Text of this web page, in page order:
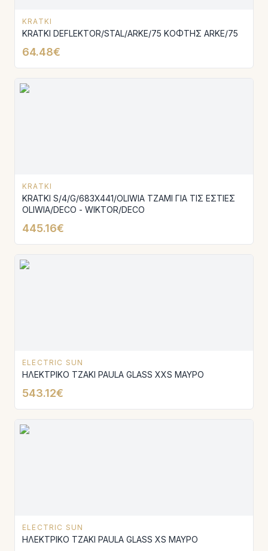
KRATKI
KRATKI DEFLEKTOR/STAL/ARKE/75 ΚΟΦΤΗΣ ARKE/75
64.48€
KRATKI
KRATKI S/4/G/683X441/OLIWIA ΤΖΑΜΙ ΓΙΑ ΤΙΣ ΕΣΤΙΕΣ
OLIWIA/DECO - WIKTOR/DECO
445.16€
ELECTRIC SUN
ΗΛΕΚΤΡΙΚΟ ΤΖΑΚΙ PAULA GLASS XXS ΜΑΥΡΟ
543.12€
ELECTRIC SUN
ΗΛΕΚΤΡΙΚΟ ΤΖΑΚΙ PAULA GLASS XS ΜΑΥΡΟ